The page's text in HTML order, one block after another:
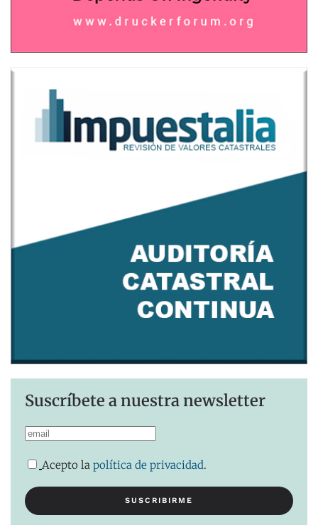
Suscríbete a nuestra newsletter
Acepto la política de privacidad.